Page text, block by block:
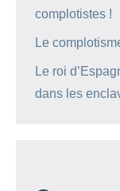
complotistes !
Le
Le roi
dans les